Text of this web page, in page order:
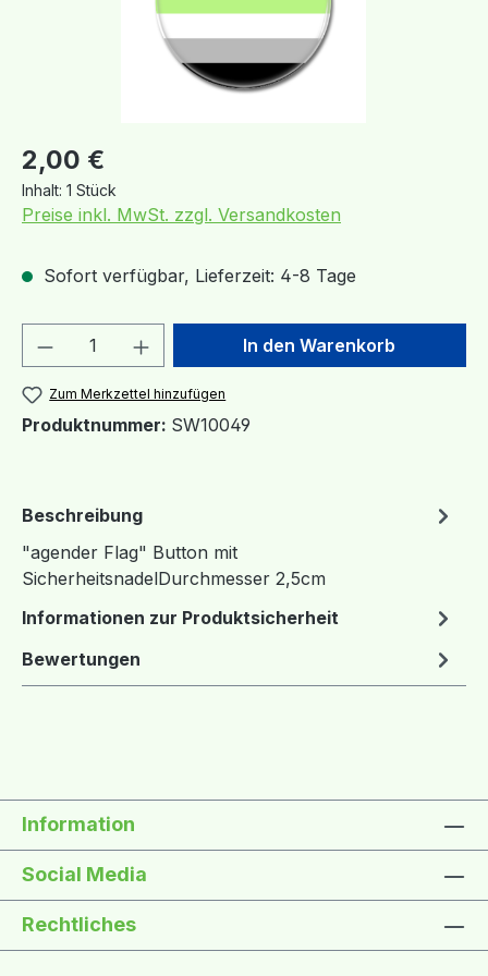
Regulärer Preis:
2,00 €
Inhalt: 1 Stück
Preise inkl. MwSt. zzgl. Versandkosten
Sofort verfügbar, Lieferzeit: 4-8 Tage
Produkt Anzahl: Gib denIn den Warenkorb
Zum Merkzettel hinzufügen
Produktnummer: SW10049
Beschreibung
"agender Flag" Button mit
SicherheitsnadelDurchmesser 2,5cm
Informationen zur Produktsicherheit
Bewertungen
Information
Social Media
Rechtliches